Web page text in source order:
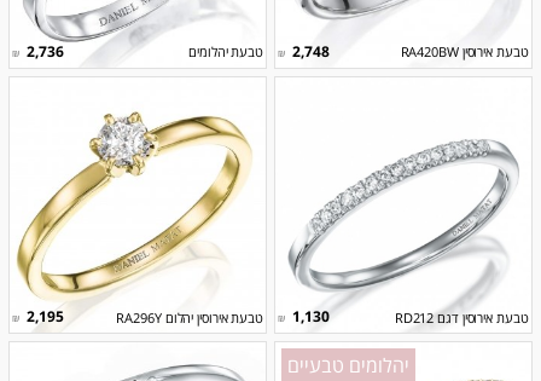
טבעת אירוסין RA420BW 2,748
₪ טבעת יהלומים 2,736
₪
טבעת אירוסין דגם RD212 1,130
₪ טבעת אירוסין יהלום RA296Y 2,195
₪
יהלומים טבעיים